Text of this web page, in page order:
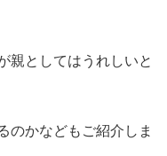
親としてはうれしいと
のかなどもご紹介しま